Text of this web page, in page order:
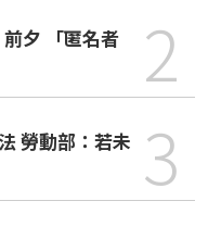
夕 「匿名者
2
勞動部：若未 3